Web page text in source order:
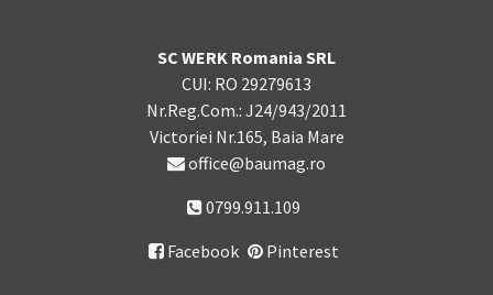
SC WERK Romania SRL
CUI: RO 29279613
Nr.Reg.Com.: J24/943/2011
Victoriei Nr.165, Baia Mare
office@baumag.ro
0799.911.109
 Facebook Pinterest